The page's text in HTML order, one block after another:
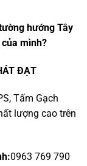
hướng Tây
mình?
ĐẠT
Tấm Gạch
lượng cao trên
0963 769 790